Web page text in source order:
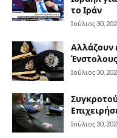
το Ιράν
Ιούλιος 30,
Αλλάζουν
Ένστολους
Ιούλιος 30,
Ιούλιος 30,